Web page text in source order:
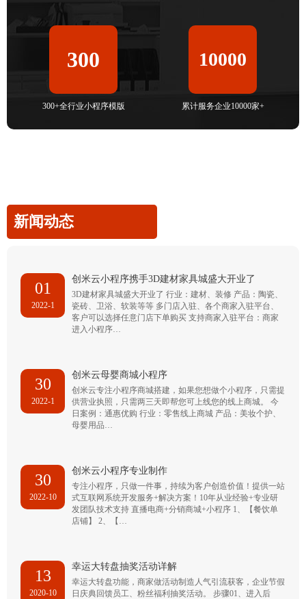
300
300+全行业小程序模版
10000
累计服务企业10000家+
新闻动态
01
2022-1
创米云小程序携手3D建材家具城盛大开业了
3D建材家具城盛大开业了 行业：建材、装修 产品：陶瓷、
瓷砖、卫浴、软装等等 多门店入驻、各个商家入驻平台、
客户可以选择任意门店下单购买 支持商家入驻平台：商家
进入小程序…
30
2022-1
创米云母婴商城小程序
创米云专注小程序商城搭建，如果您想做个小程序，只需提
供营业执照，只需两三天即帮您可上线您的线上商城。 今
日案例：通惠优购 行业：零售线上商城 产品：美妆个护、
母婴用品…
30
2022-10
创米云小程序专业制作
专注小程序，只做一件事，持续为客户创造价值！提供一站
式互联网系统开发服务+解决方案！10年从业经验+专业研
发团队技术支持 直播电商+分销商城+小程序 1、【餐饮单
店铺】 2、【…
13
2020-10
幸运大转盘抽奖活动详解
幸运大转盘功能，商家做活动制造人气引流获客，企业节假
日庆典回馈员工、粉丝福利抽奖活动。 步骤01、进入后